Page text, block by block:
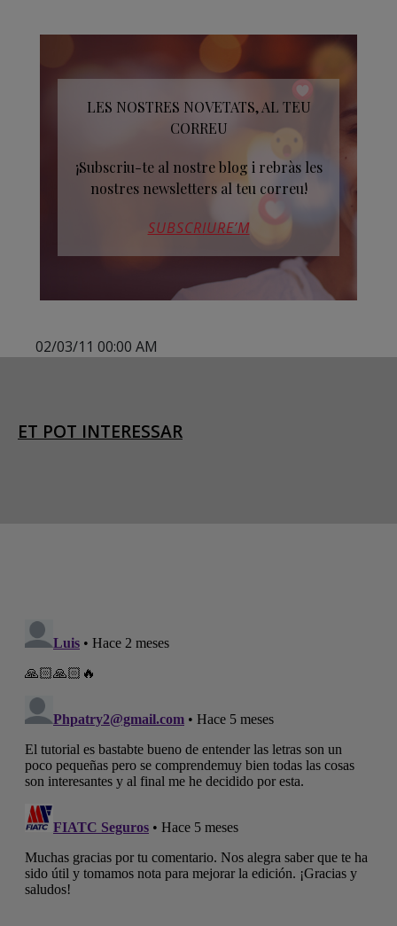
LES NOSTRES NOVETATS, AL TEU
CORREU
¡Subscriu-te al nostre blog i rebràs les
nostres newsletters al teu correu!
SUBSCRIURE’M
02/03/11 00:00 AM
ET POT INTERESSAR